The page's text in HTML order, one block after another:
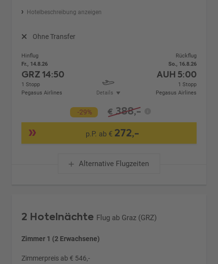
Hotelbeschreibung anzeigen
Ohne Transfer
Hinflug
Fr., 14.8.26
GRZ14:50
1 Stopp
Pegasus Airlines
Details
Rückflug
So., 16.8.26
AUH 5:00
1 Stopp
Pegasus Airlines
-29% € 388,-
p.P. ab € 272,-
Alternative Flugzeiten
2 Hotelnächte Flug ab Graz (GRZ)
Zimmer 1 (2 Erwachsene)
Zimmerpreis ab € 546,-